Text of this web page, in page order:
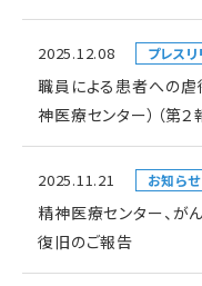
2025.12.08 プレスリ
職員による患者への虐
神医療センター）（第２
2025.11.21 お知らせ
精神医療センター、が
復旧のご報告